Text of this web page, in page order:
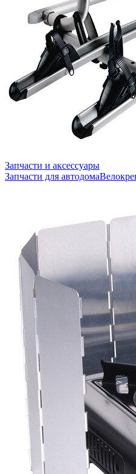
Запчасти и аксессуары
Запчасти для автодома